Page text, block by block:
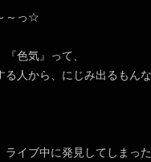
～っ☆
色気』って、
る人から、にじみ出るもん
ライブ中に発見してしまっ